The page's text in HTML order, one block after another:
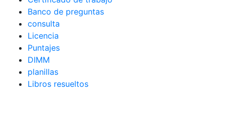
Banco de preguntas
consulta
Licencia
Puntajes
DIMM
planillas
Libros resueltos